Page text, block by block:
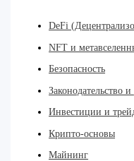
DeFi
NFT и
Безопасность
Законодательство
Инвестиции и
Крипто-основы
Майнинг